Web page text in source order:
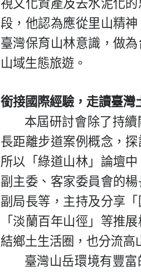
視文化資產及去水泥化
段，他認為應從里山精
臺灣保育山林意識，做
山域生態旅遊。
銜接國際經驗，走讀臺灣
本屆研討會除了持
長距離步道案例概念，
所以「綠道山林」論壇
副主委、客家委員會的
副局長等，主持及分享
「淡蘭百年山徑」等推
結鄉土生活圈，也分流高
臺灣山岳環境有豐